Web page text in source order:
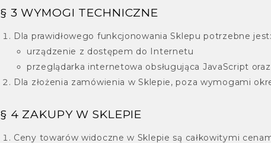
§ 3 WYMOGI TECHNICZNE
Dla prawidłowego funkcjonowania Sklepu potrzebne jest:
urządzenie z dostępem do Internetu
przeglądarka internetowa obsługująca JavaScript
Dla złożenia zamówienia w Sklepie, poza wymogami
§ 4 ZAKUPY W SKLEPIE
Ceny towarów widoczne w Sklepie są całkowitymi